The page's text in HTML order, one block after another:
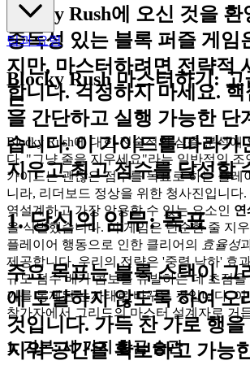
Blocky Rush에 오신 것을 환
중독성 있는 블록 퍼즐 게임
지만, 마스터하려면 전략적
합니다. 걱정하지 마세요.
을 간단하고 실행 가능한 단
습니다. 이 가이드를 따라가
지우고 최고 점수를 달성할
1. 당신의 임무: 목표
주요 목표는 블록 스택이 그
에 도달하지 않도록 하여오
것입니다. 가득 찬 가로 행
지워 공간을 확보하고 가능
팁과 요령
Blocky Rush 마스터하기: 고
드
Blocky Rush에 대한 전술적인 심층 분석에
다. "그냥 줄을 지우세요"라는 일반적인 조
가이드는 괜찮은 점수를 목표로 하는 플레
니라, 리더보드 정상을 위한 청사진입니다
역설계하고 가장 악용할 수 있는 요소인 연
을 식별했습니다. 이 게임은 단순한 줄 지
플레이어 행동으로 인한 클리어의
효율성
제공합니다. 우리의 전략은 '중력 낙하' 효
규모 점수 배가 콤보를 유발하는 데 초점
기를 통제된 눈사태로 바꾸는 것입니다. 이
참가자에서 그리드의 마스터 설계자로 거
1. 기본: 세 가지 황금 습관